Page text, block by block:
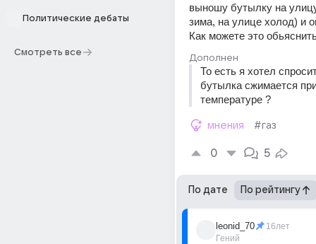
Политические дебаты
Смотреть все
выношу бутылку на
зима, на улице холод) и
Как можете это
Дополнен
То есть я хотел
бутылка сжимается
температуре ?
мнения #газ
0 5
По дате По рейтингу
leonid_70
Гений
16лет